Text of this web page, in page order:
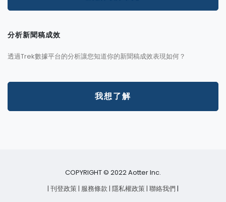
分析新聞稿成效
透過Trek數據平台的分析讓您知道你的新聞稿成效表現如何？
我想了解
COPYRIGHT © 2022 Aotter Inc.
| 刊登政策| 服務條款| 隱私權政策| 聯絡我們 |